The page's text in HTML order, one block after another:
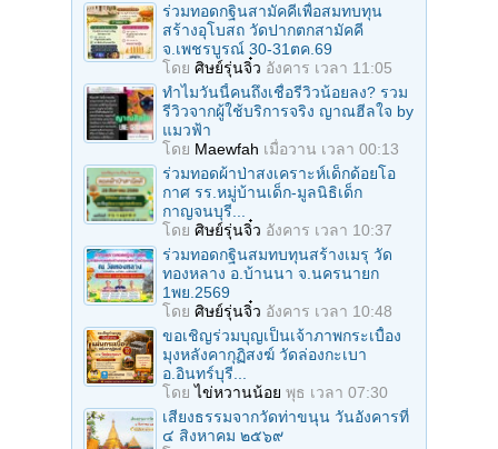
ร่วมทอดกฐินสามัคคีเพื่อสมทบทุน
สร้างอุโบสถ วัดปากตกสามัคคี
จ.เพชรบูรณ์ 30-31ตค.69
โดย ศิษย์รุ่นจิ๋ว อังคาร เวลา 11:05
ทำไมวันนี้คนถึงเชื่อรีวิวน้อยลง? รวม
รีวิวจากผู้ใช้บริการจริง ญาณฮีลใจ by
แมวฟ้า
โดย Maewfah เมื่อวาน เวลา 00:13
ร่วมทอดผ้าป่าสงเคราะห์เด็กด้อยโอ
กาศ รร.หมู่บ้านเด็ก-มูลนิธิเด็ก
กาญจนบุรี...
โดย ศิษย์รุ่นจิ๋ว อังคาร เวลา 10:37
ร่วมทอดกฐินสมทบทุนสร้างเมรุ วัด
ทองหลาง อ.บ้านนา จ.นครนายก
1พย.2569
โดย ศิษย์รุ่นจิ๋ว อังคาร เวลา 10:48
ขอเชิญร่วมบุญเป็นเจ้าภาพกระเบื้อง
มุงหลังคากุฏิสงฆ์ วัดล่องกะเบา
อ.อินทร์บุรี...
โดยไข่หวานน้อย พุธ เวลา 07:30
เสียงธรรมจากวัดท่าขนุน วันอังคารที่
๔ สิงหาคม ๒๕๖๙